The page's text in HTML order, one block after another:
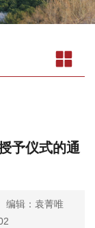
予仪式的通
编辑：袁菁唯